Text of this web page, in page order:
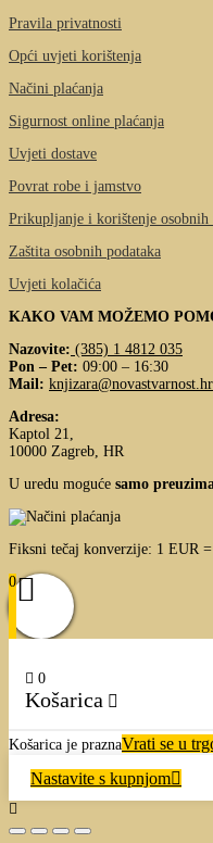
Pravila privatnosti
Opći uvjeti korištenja
Načini plaćanja
Sigurnost online plaćanja
Uvjeti dostave
Povrat robe i jamstvo
Prikupljanje i korištenje osobnih
Zaštita osobnih podataka
Uvjeti kolačića
KAKO VAM MOŽEMO
Nazovite: (385) 1 4812 035
Pon – Pet: 09:00 – 16:30
Mail: knjizara@novastvarnost.hr
Adresa:
Kaptol 21,
10000 Zagreb, HR
U uredu moguće samo
Fiksni tečaj konverzije: 1 EUR
0
0
Košarica
Košarica je praznaVrati se u
Nastavite s kupnjom